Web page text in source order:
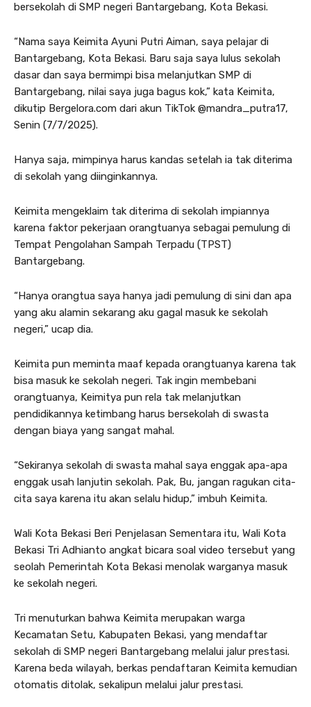
bersekolah di SMP negeri Bantargebang, Kota Bekasi.
“Nama saya Keimita Ayuni Putri Aiman, saya pelajar di
Bantargebang, Kota Bekasi. Baru saja saya lulus sekolah
dasar dan saya bermimpi bisa melanjutkan SMP di
Bantargebang, nilai saya juga bagus kok,” kata Keimita,
dikutip Bergelora.com dari akun TikTok @mandra_putra17,
Senin (7/7/2025).
Hanya saja, mimpinya harus kandas setelah ia tak diterima
di sekolah yang diinginkannya.
Keimita mengeklaim tak diterima di sekolah impiannya
karena faktor pekerjaan orangtuanya sebagai pemulung di
Tempat Pengolahan Sampah Terpadu (TPST)
Bantargebang.
“Hanya orangtua saya hanya jadi pemulung di sini dan apa
yang aku alamin sekarang aku gagal masuk ke sekolah
negeri,” ucap dia.
Keimita pun meminta maaf kepada orangtuanya karena tak
bisa masuk ke sekolah negeri. Tak ingin membebani
orangtuanya, Keimitya pun rela tak melanjutkan
pendidikannya ketimbang harus bersekolah di swasta
dengan biaya yang sangat mahal.
“Sekiranya sekolah di swasta mahal saya enggak apa-apa
enggak usah lanjutin sekolah. Pak, Bu, jangan ragukan cita-
cita saya karena itu akan selalu hidup,” imbuh Keimita.
Wali Kota Bekasi Beri Penjelasan Sementara itu, Wali Kota
Bekasi Tri Adhianto angkat bicara soal video tersebut yang
seolah Pemerintah Kota Bekasi menolak warganya masuk
ke sekolah negeri.
Tri menuturkan bahwa Keimita merupakan warga
Kecamatan Setu, Kabupaten Bekasi, yang mendaftar
sekolah di SMP negeri Bantargebang melalui jalur prestasi.
Karena beda wilayah, berkas pendaftaran Keimita kemudian
otomatis ditolak, sekalipun melalui jalur prestasi.